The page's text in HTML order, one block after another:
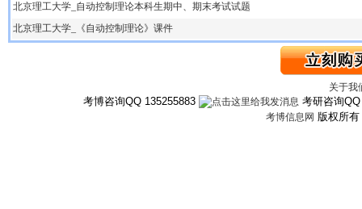
北京理工大学_自动控制理论本科生期中、期末考试试题
北京理工大学_《自动控制理论》课件
关于我
考博咨询QQ 135255883 考研咨询
考博信息网 版权所有